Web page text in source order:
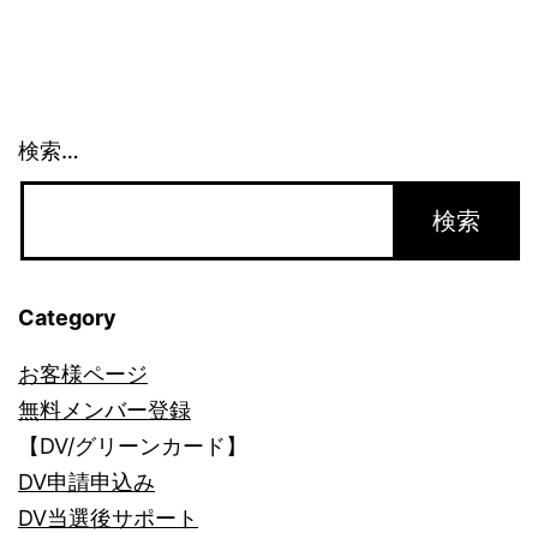
ン
検索…
Category
お客様ページ
無料メンバー登録
【DV/グリーンカード】
DV申請申込み
DV当選後サポート